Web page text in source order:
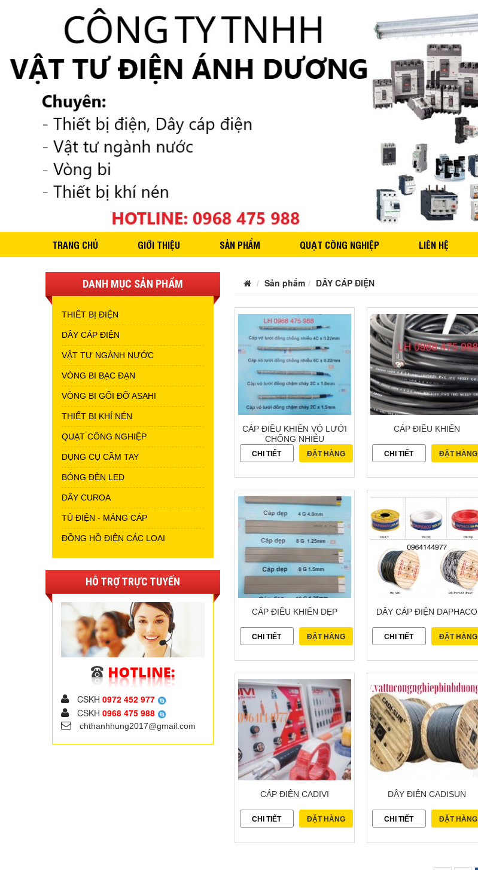
TRANG CHỦ GIỚI THIỆU SẢN PHẨM QUẠT CÔNG NGHIỆP LIÊN HỆ
DANH MỤC SẢN PHẨM
THIẾT BỊ ĐIỆN
DÂY CÁP ĐIỆN
VẬT TƯ NGÀNH NƯỚC
VÒNG BI BẠC ĐẠN
VÒNG BI GỐI ĐỠ ASAHI
THIẾT BỊ KHÍ NÉN
QUẠT CÔNG NGHIỆP
DỤNG CỤ CẦM TAY
BÓNG ĐÈN LED
DÂY CUROA
TỦ ĐIỆN - MÁNG CÁP
ĐỒNG HỒ ĐIỆN CÁC LOẠI
HỖ TRỢ TRỰC TUYẾN
CSKH 0972 452 977
CSKH 0968 475 988
chthanhhung2017@gmail.com
Sản phẩm DÂY CÁP ĐIỆN
CÁP ĐIỀU KHIỂN VỎ LƯỚI
CHỐNG NHIỄU
CHI TIẾT ĐẶT HÀNG
CÁP ĐIỀU KHIỂN
CHI TIẾT ĐẶT HÀNG
CÁP ĐIỀU KHIỂN DẸP
CHI TIẾT ĐẶT HÀNG
DÂY CÁP ĐIỆN DAPHACO
CHI TIẾT ĐẶT HÀNG
CÁP ĐIỆN CADIVI
CHI TIẾT ĐẶT HÀNG
DÂY ĐIỆN CADISUN
CHI TIẾT ĐẶT HÀNG